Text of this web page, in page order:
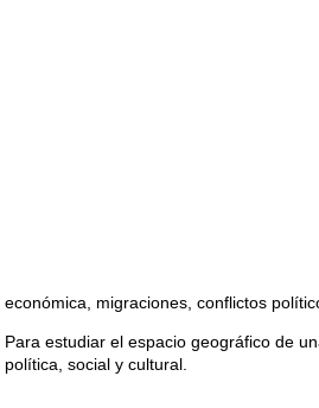
económica, migraciones, conflictos
Para estudiar el espacio geográfico de
política, social y cultural.